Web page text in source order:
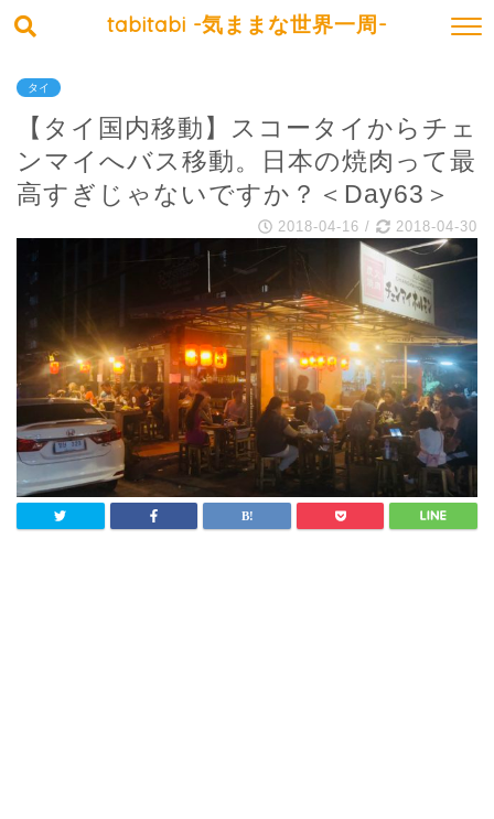
tabitabi -気ままな世界一周-
タイ
【タイ国内移動】スコータイからチェ
ンマイへバス移動。日本の焼肉って最
高すぎじゃないですか？＜Day63＞
2018-04-16 / 2018-04-30